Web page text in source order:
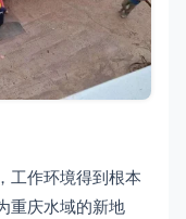
工作环境得到根本
重庆水域的新地